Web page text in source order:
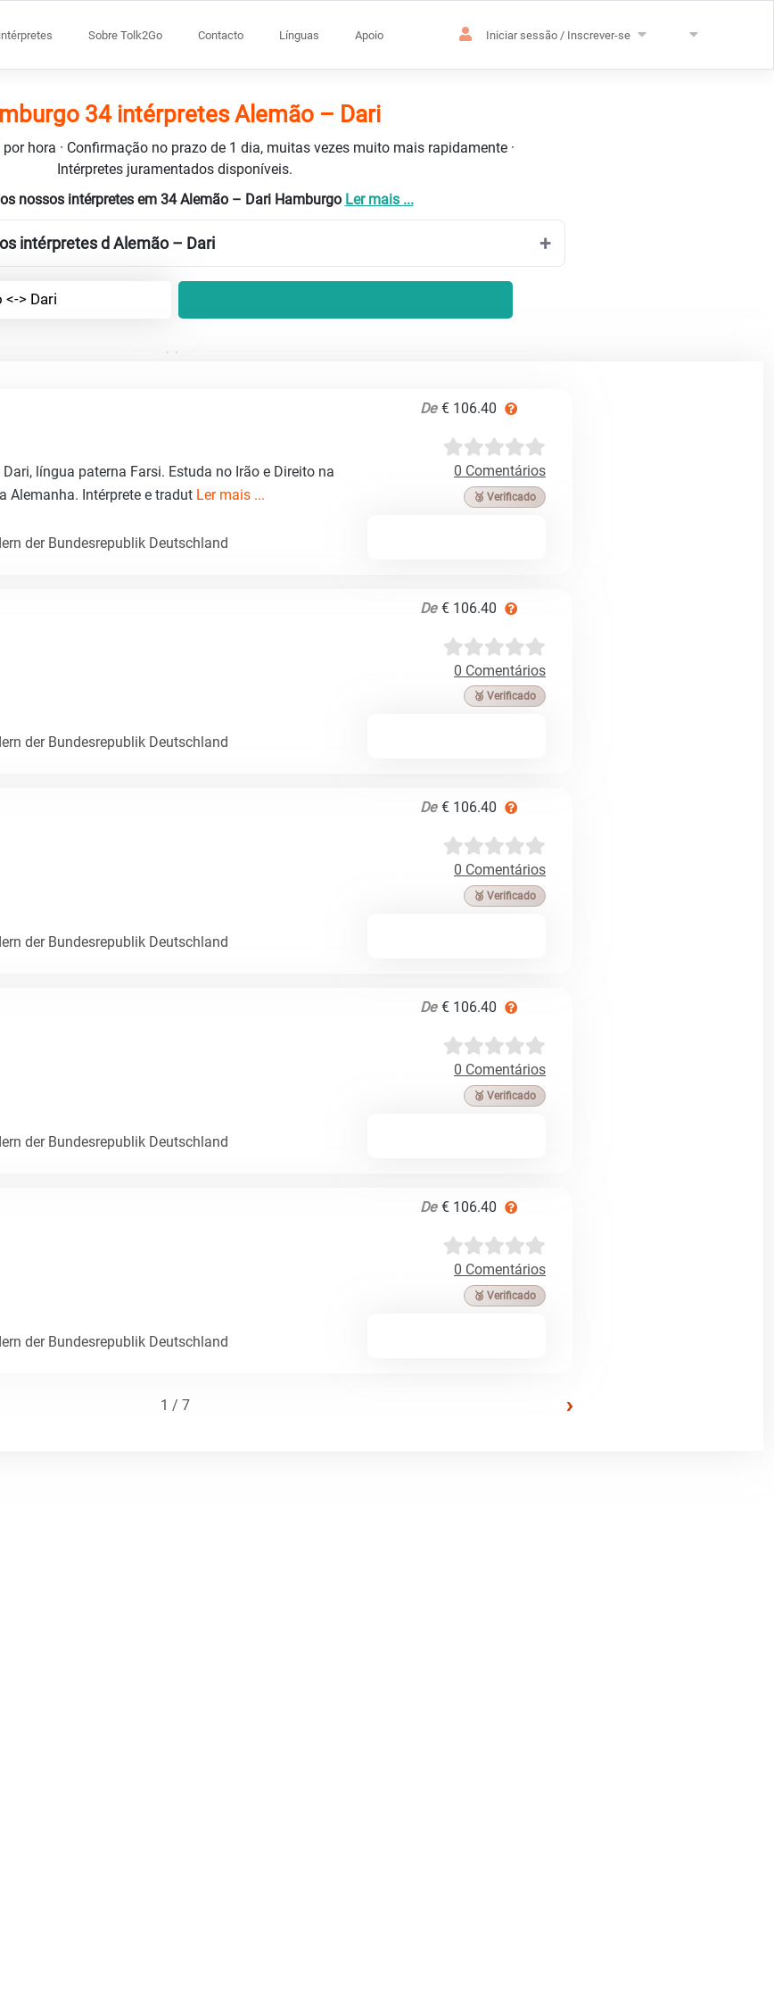
Sobre Tolk2Go Contacto Línguas Apoio Iniciar sessão / Inscrever-se
34 intérpretes Alemão – Dari
hora · Confirmação no prazo de 1 dia, muitas vezes muito mais rapidamente ·
Intérpretes juramentados disponíveis.
nossos intérpretes em 34 Alemão – Dari Hamburgo Ler mais ...
intérpretes d Alemão – Dari
> Dari
De € 106.40
0 Comentários
🥉 Verificado
língua paterna Farsi. Estuda no Irão e Direito na
Alemanha. Intérprete e tradut Ler mais ...
der Bundesrepublik Deutschland
De € 106.40
0 Comentários
🥉 Verificado
der Bundesrepublik Deutschland
De € 106.40
0 Comentários
🥉 Verificado
der Bundesrepublik Deutschland
De € 106.40
0 Comentários
🥉 Verificado
der Bundesrepublik Deutschland
De € 106.40
0 Comentários
🥉 Verificado
der Bundesrepublik Deutschland
1 / 7 ›